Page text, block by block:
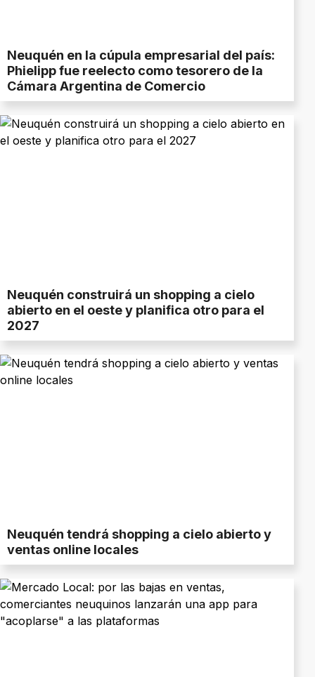
Neuquén en la cúpula empresarial del país:
Phielipp fue reelecto como tesorero de la
Cámara Argentina de Comercio
Neuquén construirá un shopping a cielo
abierto en el oeste y planifica otro para el
2027
Neuquén tendrá shopping a cielo abierto y
ventas online locales